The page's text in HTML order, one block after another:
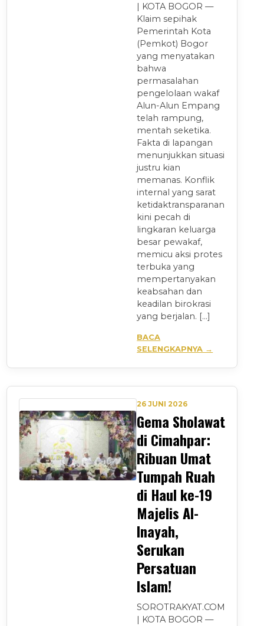
| KOTA BOGOR —
Klaim sepihak
Pemerintah Kota
(Pemkot) Bogor
yang menyatakan
bahwa
permasalahan
pengelolaan wakaf
Alun-Alun Empang
telah rampung,
mentah seketika.
Fakta di lapangan
menunjukkan situasi
justru kian
memanas. Konflik
internal yang sarat
ketidaktransparanan
kini pecah di
lingkaran keluarga
besar pewakaf,
memicu aksi protes
terbuka yang
mempertanyakan
keabsahan dan
keadilan birokrasi
yang berjalan. […]
BACA
SELENGKAPNYA →
26 JUNI 2026
Gema Sholawat
di Cimahpar:
Ribuan Umat
Tumpah Ruah
di Haul ke-19
Majelis Al-
Inayah,
Serukan
Persatuan
Islam!
SOROTRAKYAT.COM
| KOTA BOGOR —